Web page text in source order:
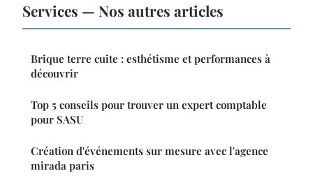
Services — Nos autres articles
Brique terre cuite : esthétisme et performances à
découvrir
Top 5 conseils pour trouver un expert comptable
pour SASU
Création d'événements sur mesure avec l'agence
mirada paris